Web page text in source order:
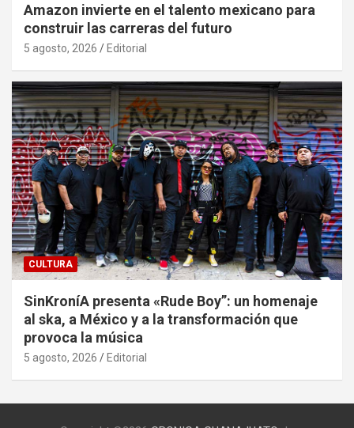
Amazon invierte en el talento mexicano para
construir las carreras del futuro
5 agosto, 2026 Editorial
CULTURA
SinKroníA presenta «Rude Boy”: un homenaje
al ska, a México y a la transformación que
provoca la música
5 agosto, 2026 Editorial